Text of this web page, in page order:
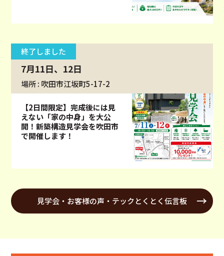
終了しました
7月11日、12日
場所 : 吹田市江坂町5-17-2
【2日間限定】完成後には見
えない「家の中身」を大公
開！新築構造見学会を吹田市
で開催します！
見学会・お客様の声・テックとくとく伝言板